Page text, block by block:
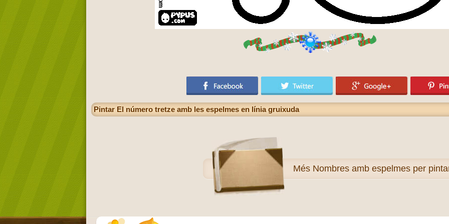
Pintar El número tretze amb les espelmes en línia gruixuda
Més Nombres amb espelmes per